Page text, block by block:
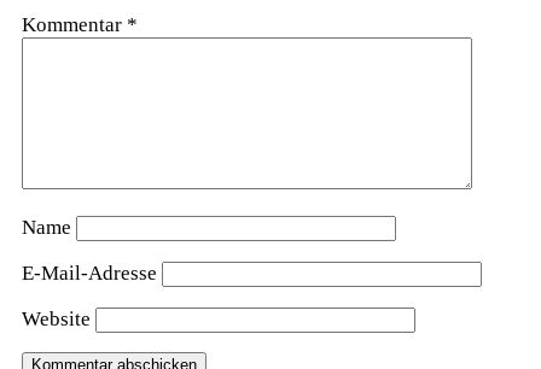
Kommentar *
Name
E-Mail-Adresse
Website